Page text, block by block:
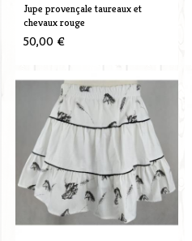
Jupe provençale taureaux et
chevaux rouge
50,00 €